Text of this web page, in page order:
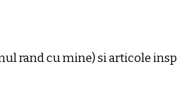
rand cu mine) si articole